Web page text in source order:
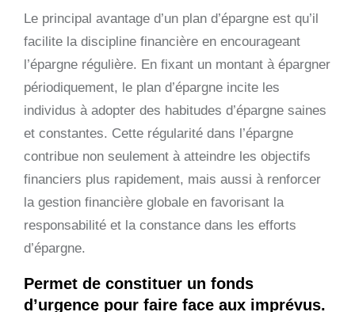
Le principal avantage d’un plan d’épargne est qu’il
facilite la discipline financière en encourageant
l’épargne régulière. En fixant un montant à épargner
périodiquement, le plan d’épargne incite les
individus à adopter des habitudes d’épargne saines
et constantes. Cette régularité dans l’épargne
contribue non seulement à atteindre les objectifs
financiers plus rapidement, mais aussi à renforcer
la gestion financière globale en favorisant la
responsabilité et la constance dans les efforts
d’épargne.
Permet de constituer un fonds
d’urgence pour faire face aux imprévus.